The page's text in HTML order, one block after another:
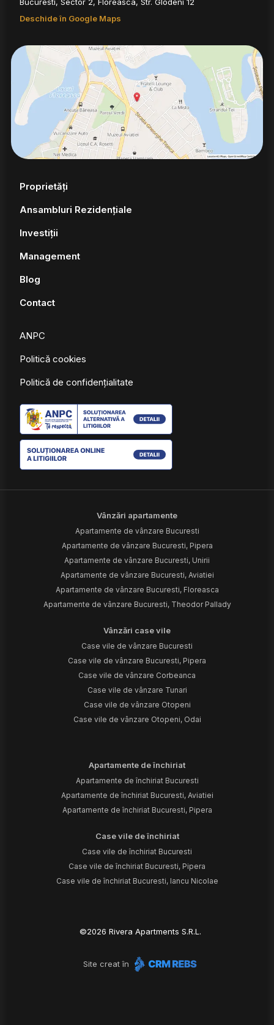
Deschide în Google Maps
Proprietăți
Ansambluri Rezidențiale
Investiții
Management
Blog
Contact
ANPC
Politică cookies
Politică de confidențialitate
Vânzări apartamente
Apartamente de vânzare Bucuresti
Apartamente de vânzare Bucuresti, Pipera
Apartamente de vânzare Bucuresti, Unirii
Apartamente de vânzare Bucuresti, Aviatiei
Apartamente de vânzare Bucuresti, Floreasca
Apartamente de vânzare Bucuresti, Theodor Pallady
Vânzări case vile
Case vile de vânzare Bucuresti
Case vile de vânzare Bucuresti, Pipera
Case vile de vânzare Corbeanca
Case vile de vânzare Tunari
Case vile de vânzare Otopeni
Case vile de vânzare Otopeni, Odai
Apartamente de închiriat
Apartamente de închiriat Bucuresti
Apartamente de închiriat Bucuresti, Aviatiei
Apartamente de închiriat Bucuresti, Pipera
Case vile de închiriat
Case vile de închiriat Bucuresti
Case vile de închiriat Bucuresti, Pipera
Case vile de închiriat Bucuresti, Iancu Nicolae
©2026 Rivera Apartments S.R.L.
Site creat în